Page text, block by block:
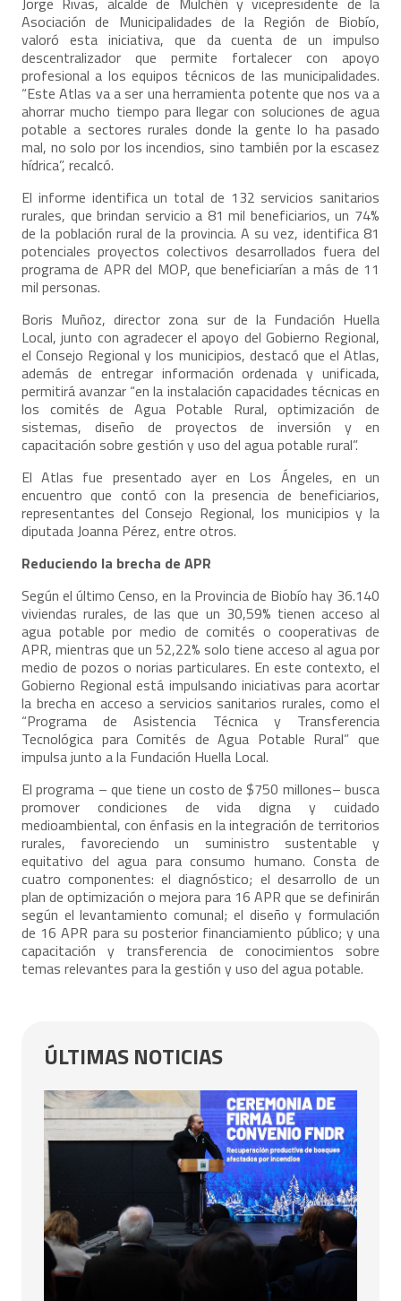
Asociación de Municipalidades de la Región de Biobío,
valoró esta iniciativa, que da cuenta de un impulso
descentralizador que permite fortalecer con apoyo
profesional a los equipos técnicos de las municipalidades.
“Este Atlas va a ser una herramienta potente que nos va a
ahorrar mucho tiempo para llegar con soluciones de agua
potable a sectores rurales donde la gente lo ha pasado
mal, no solo por los incendios, sino también por la escasez
hídrica”, recalcó.
El informe identifica un total de 132 servicios sanitarios
rurales, que brindan servicio a 81 mil beneficiarios, un 74%
de la población rural de la provincia. A su vez, identifica 81
potenciales proyectos colectivos desarrollados fuera del
programa de APR del MOP, que beneficiarían a más de 11
mil personas.
Boris Muñoz, director zona sur de la Fundación Huella
Local, junto con agradecer el apoyo del Gobierno Regional,
el Consejo Regional y los municipios, destacó que el Atlas,
además de entregar información ordenada y unificada,
permitirá avanzar “en la instalación capacidades técnicas en
los comités de Agua Potable Rural, optimización de
sistemas, diseño de proyectos de inversión y en
capacitación sobre gestión y uso del agua potable rural”.
El Atlas fue presentado ayer en Los Ángeles, en un
encuentro que contó con la presencia de beneficiarios,
representantes del Consejo Regional, los municipios y la
diputada Joanna Pérez, entre otros.
Reduciendo la brecha de APR
Según el último Censo, en la Provincia de Biobío hay 36.140
viviendas rurales, de las que un 30,59% tienen acceso al
agua potable por medio de comités o cooperativas de
APR, mientras que un 52,22% solo tiene acceso al agua por
medio de pozos o norias particulares. En este contexto, el
Gobierno Regional está impulsando iniciativas para acortar
la brecha en acceso a servicios sanitarios rurales, como el
“Programa de Asistencia Técnica y Transferencia
Tecnológica para Comités de Agua Potable Rural” que
impulsa junto a la Fundación Huella Local.
El programa – que tiene un costo de $750 millones– busca
promover condiciones de vida digna y cuidado
medioambiental, con énfasis en la integración de territorios
rurales, favoreciendo un suministro sustentable y
equitativo del agua para consumo humano. Consta de
cuatro componentes: el diagnóstico; el desarrollo de un
plan de optimización o mejora para 16 APR que se definirán
según el levantamiento comunal; el diseño y formulación
de 16 APR para su posterior financiamiento público; y una
capacitación y transferencia de conocimientos sobre
temas relevantes para la gestión y uso del agua potable.
ÚLTIMAS NOTICIAS